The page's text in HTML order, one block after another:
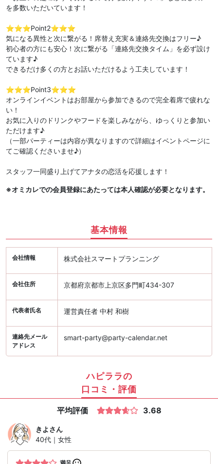
を多数いただいています！
⭐️⭐️⭐️Point2⭐️⭐️⭐️
気になる異性と次に繋がる！席替え充実＆連絡先交換はフリー♪
初心者の方にも安心！次に繋がる「連絡先交換タイム」を必ず設け
ています♪
できるだけ多くの方とお話いただけるよう工夫しています！
⭐️⭐️⭐️Point3⭐️⭐️⭐️
オンラインイベントはお部屋から参加できるので完全着席で疲れな
い！
お気に入りのドリンクやフードを楽しみながら、ゆっくりと参加い
ただけます♪
（一部パーティーは内容が異なりますので詳細はイベントページに
てご確認くださいませ♪）
スタッフ一同盛り上げてアナタの恋活を応援します！
※オミカレでの会員登録にあたっては本人確認が必要となります。
基本情報
会社情報 株式会社スマートプランニング
会社住所 京都府京都市上京区多門町434-307
代表者氏名 運営責任者 中村 和樹
連絡先メール
アドレス
smart-party@party-calendar.net
ハピララの
口コミ・評価
平均評価 3.68
きよさん
40代｜女性